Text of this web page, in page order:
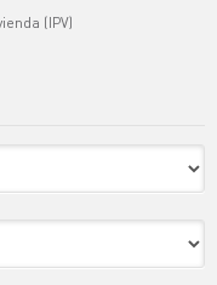
(IPV)